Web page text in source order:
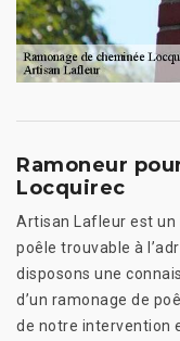
Ramoneur
Locquirec
Artisan Lafleur est un
poêle trouvable à
disposons une
d’un ramonage de
de notre intervention